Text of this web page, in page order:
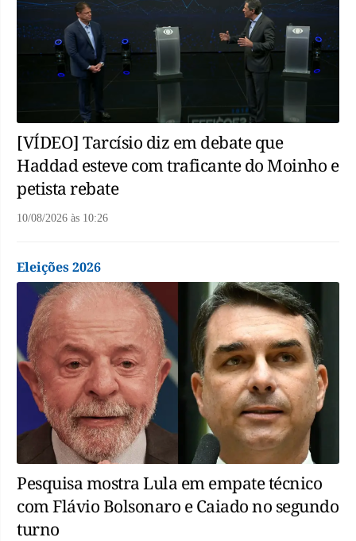
[VÍDEO] Tarcísio diz em debate que
Haddad esteve com traficante do Moinho e
petista rebate
10/08/2026 às 10:26
Eleições 2026
Pesquisa mostra Lula em empate técnico
com Flávio Bolsonaro e Caiado no segundo
turno